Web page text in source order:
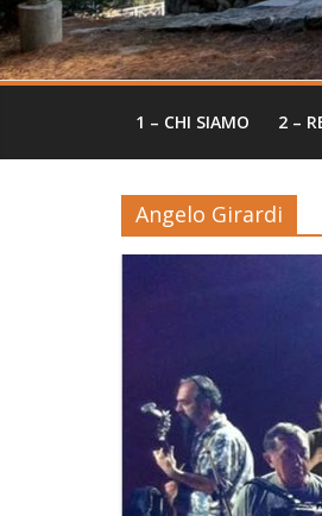
1 – CHI SIAMO 2 –
Angelo Girardi